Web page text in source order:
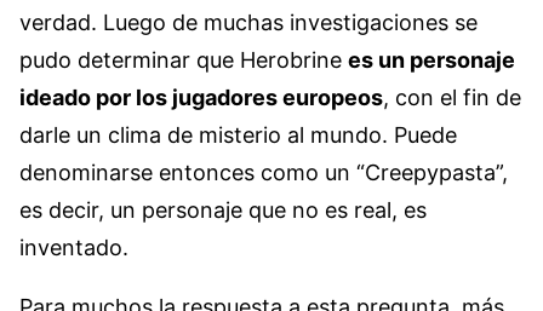
verdad. Luego de muchas investigaciones se
pudo determinar que Herobrine es un personaje
ideado por los jugadores europeos, con el fin de
darle un clima de misterio al mundo. Puede
denominarse entonces como un “Creepypasta”,
es decir, un personaje que no es real, es
inventado.